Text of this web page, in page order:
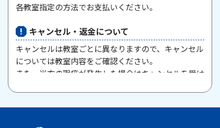
各教室指定の方法でお支払いください。
キャンセル・返金について
キャンセルは教室ごとに異なりますので、キャンセル
については教室内容をご確認ください。
また、当方の瑕疵が発生した場合はキャンセルを受け
原則として、一旦納入された参加料・受講料は返金い